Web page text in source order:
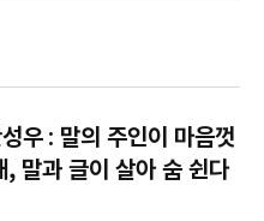
우 : 말의 주인이 마음껏
, 말과 글이 살아 숨 쉰다